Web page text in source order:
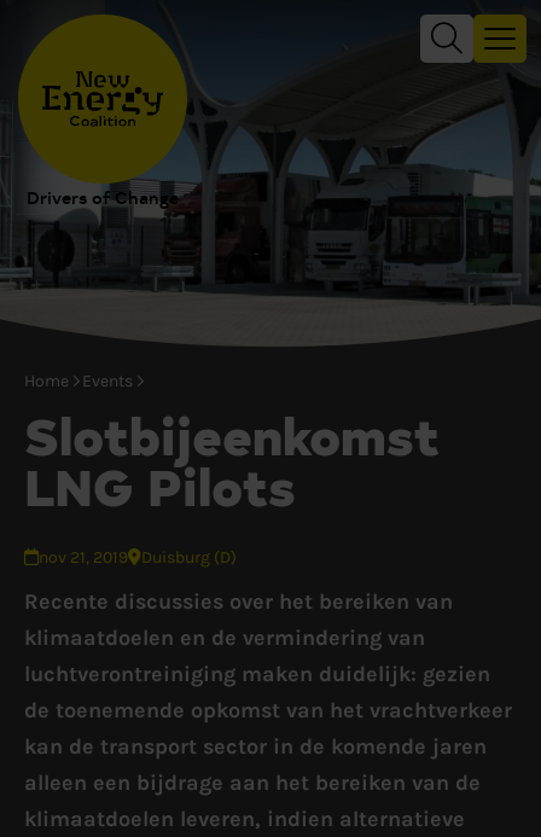
Drivers of Change
Home Events
Slotbijeenkomst
LNG Pilots
nov 21, 2019 Duisburg (D)
Recente discussies over het bereiken van
klimaatdoelen en de vermindering van
luchtverontreiniging maken duidelijk: gezien
de toenemende opkomst van het vrachtverkeer
kan de transport sector in de komende jaren
alleen een bijdrage aan het bereiken van de
klimaatdoelen leveren, indien alternatieve